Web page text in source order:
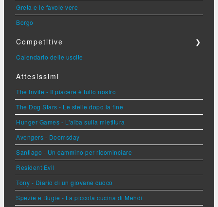
Greta e le favole vere
Borgo
Competitive ❯
Calendario delle uscite
Attesissimi
The Invite - Il piacere è tutto nostro
The Dog Stars - Le stelle dopo la fine
Hunger Games - L'alba sulla mietitura
Avengers - Doomsday
Santiago - Un cammino per ricominciare
Resident Evil
Tony - Diario di un giovane cuoco
Spezie e Bugie - La piccola cucina di Mehdi